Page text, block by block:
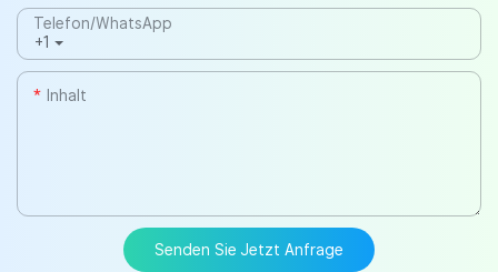
+1
Telefon/WhatsApp
Inhalt
Senden Sie Jetzt Anfrage